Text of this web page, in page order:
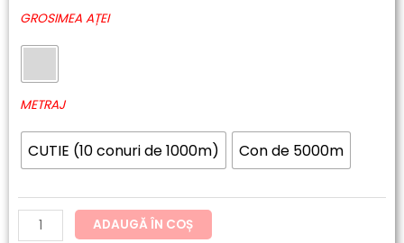
la
121.54lei
GROSIMEA AȚEI
METRAJ
CUTIE (10 conuri de 1000m) Con de 5000m
Cantitate
MADEIRA
Classic
ADAUGĂ ÎN COȘ